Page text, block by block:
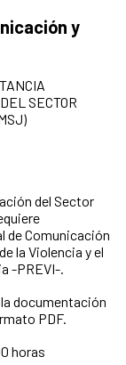
y
SECTOR
del Sector
de Comunicación
la Violencia y el
-PREVI-.
documentación
PDF.
horas